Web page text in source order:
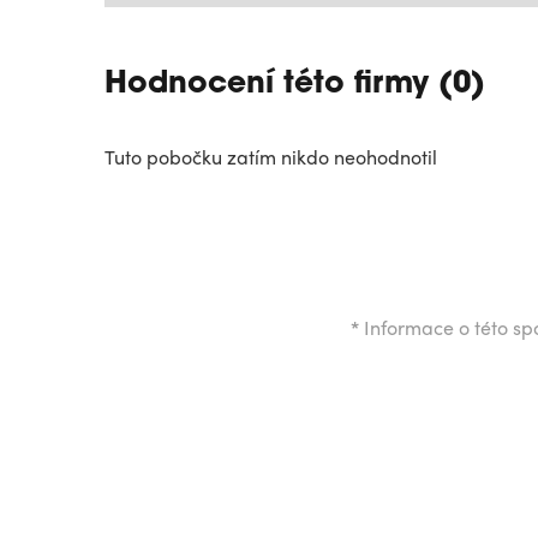
Hodnocení této firmy (0)
Tuto pobočku zatím nikdo neohodnotil
* Informace o této